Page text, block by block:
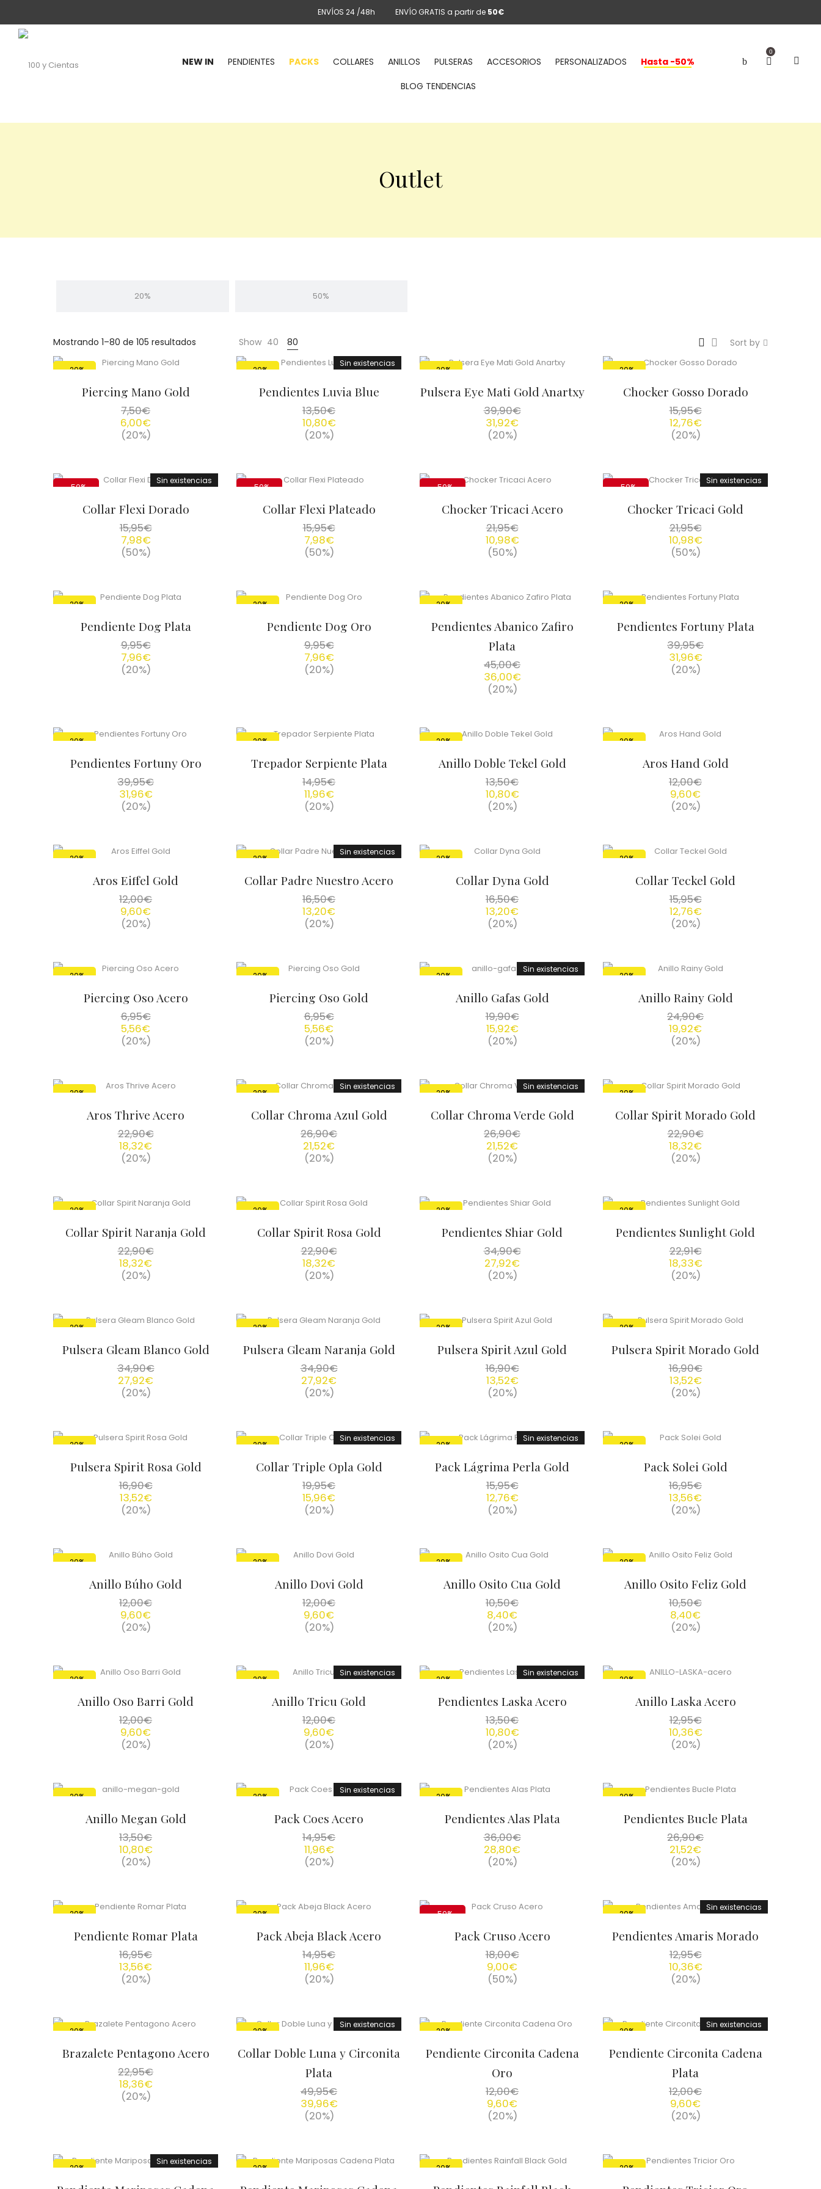
ENVÍOS 24 /48h ENVÍO GRATIS a partir de 50€
0
NEW IN PENDIENTES PACKS COLLARES ANILLOS PULSERAS ACCESORIOS PERSONALIZADOS
Hasta -50%
BLOG TENDENCIAS
Outlet
20% 50%
Mostrando 1–80 de 105 resultados Show 40 80 Sort by
-20%
Piercing Mano Gold
7,50€
6,00€
(20%)
Sin existencias
-20%
Pendientes Luvia Blue
13,50€
10,80€
(20%)
-20%
Pulsera Eye Mati Gold Anartxy
39,90€
31,92€
(20%)
-20%
Chocker Gosso Dorado
15,95€
12,76€
(20%)
Sin existencias
-50%
Collar Flexi Dorado
15,95€
7,98€
(50%)
-50%
Collar Flexi Plateado
15,95€
7,98€
(50%)
-50%
Chocker Tricaci Acero
21,95€
10,98€
(50%)
Sin existencias
-50%
Chocker Tricaci Gold
21,95€
10,98€
(50%)
-20%
Pendiente Dog Plata
9,95€
7,96€
(20%)
-20%
Pendiente Dog Oro
9,95€
7,96€
(20%)
-20%
Pendientes Abanico Zafiro
Plata
45,00€
36,00€
(20%)
-20%
Pendientes Fortuny Plata
39,95€
31,96€
(20%)
-20%
Pendientes Fortuny Oro
39,95€
31,96€
(20%)
-20%
Trepador Serpiente Plata
14,95€
11,96€
(20%)
-20%
Anillo Doble Tekel Gold
13,50€
10,80€
(20%)
-20%
Aros Hand Gold
12,00€
9,60€
(20%)
-20%
Aros Eiffel Gold
12,00€
9,60€
(20%)
Sin existencias
-20%
Collar Padre Nuestro Acero
16,50€
13,20€
(20%)
-20%
Collar Dyna Gold
16,50€
13,20€
(20%)
-20%
Collar Teckel Gold
15,95€
12,76€
(20%)
-20%
Piercing Oso Acero
6,95€
5,56€
(20%)
-20%
Piercing Oso Gold
6,95€
5,56€
(20%)
Sin existencias
-20%
Anillo Gafas Gold
19,90€
15,92€
(20%)
-20%
Anillo Rainy Gold
24,90€
19,92€
(20%)
-20%
Aros Thrive Acero
22,90€
18,32€
(20%)
Sin existencias
-20%
Collar Chroma Azul Gold
26,90€
21,52€
(20%)
Sin existencias
-20%
Collar Chroma Verde Gold
26,90€
21,52€
(20%)
-20%
Collar Spirit Morado Gold
22,90€
18,32€
(20%)
-20%
Collar Spirit Naranja Gold
22,90€
18,32€
(20%)
-20%
Collar Spirit Rosa Gold
22,90€
18,32€
(20%)
-20%
Pendientes Shiar Gold
34,90€
27,92€
(20%)
-20%
Pendientes Sunlight Gold
22,91€
18,33€
(20%)
-20%
Pulsera Gleam Blanco Gold
34,90€
27,92€
(20%)
-20%
Pulsera Gleam Naranja Gold
34,90€
27,92€
(20%)
-20%
Pulsera Spirit Azul Gold
16,90€
13,52€
(20%)
-20%
Pulsera Spirit Morado Gold
16,90€
13,52€
(20%)
-20%
Pulsera Spirit Rosa Gold
16,90€
13,52€
(20%)
Sin existencias
-20%
Collar Triple Opla Gold
19,95€
15,96€
(20%)
Sin existencias
-20%
Pack Lágrima Perla Gold
15,95€
12,76€
(20%)
-20%
Pack Solei Gold
16,95€
13,56€
(20%)
-20%
Anillo Búho Gold
12,00€
9,60€
(20%)
-20%
Anillo Dovi Gold
12,00€
9,60€
(20%)
-20%
Anillo Osito Cua Gold
10,50€
8,40€
(20%)
-20%
Anillo Osito Feliz Gold
10,50€
8,40€
(20%)
-20%
Anillo Oso Barri Gold
12,00€
9,60€
(20%)
Sin existencias
-20%
Anillo Tricu Gold
12,00€
9,60€
(20%)
Sin existencias
-20%
Pendientes Laska Acero
13,50€
10,80€
(20%)
-20%
Anillo Laska Acero
12,95€
10,36€
(20%)
-20%
Anillo Megan Gold
13,50€
10,80€
(20%)
Sin existencias
-20%
Pack Coes Acero
14,95€
11,96€
(20%)
-20%
Pendientes Alas Plata
36,00€
28,80€
(20%)
-20%
Pendientes Bucle Plata
26,90€
21,52€
(20%)
-20%
Pendiente Romar Plata
16,95€
13,56€
(20%)
-20%
Pack Abeja Black Acero
14,95€
11,96€
(20%)
-50%
Pack Cruso Acero
18,00€
9,00€
(50%)
Sin existencias
-20%
Pendientes Amaris Morado
12,95€
10,36€
(20%)
-20%
Brazalete Pentagono Acero
22,95€
18,36€
(20%)
Sin existencias
-20%
Collar Doble Luna y Circonita
Plata
49,95€
39,96€
(20%)
-20%
Pendiente Circonita Cadena
Oro
12,00€
9,60€
(20%)
Sin existencias
-20%
Pendiente Circonita Cadena
Plata
12,00€
9,60€
(20%)
Sin existencias
-20% -20% -20% -20%